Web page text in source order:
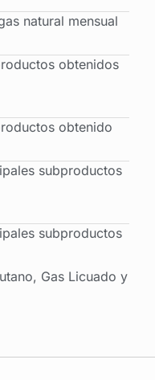
natural mensual
obtenidos
obtenido
subproductos
subproductos
Gas Licuado y